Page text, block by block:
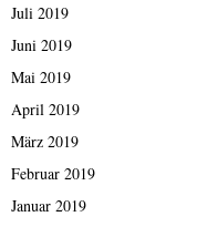
Juli 2019
Juni 2019
Mai 2019
April 2019
März 2019
Februar 2019
Januar 2019